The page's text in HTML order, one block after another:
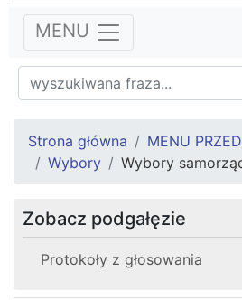
MENU
Strona główna
MENU
Wybory
Wybory
Zobacz podgałęzie
Protokoły z głosowania